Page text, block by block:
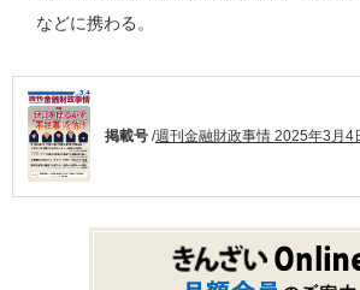
などに携わる。
掲載号 /週刊金融財政事情 2025年3月4